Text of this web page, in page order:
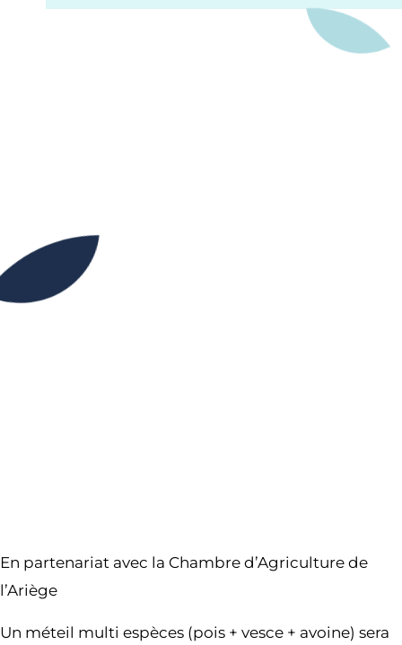
En partenariat avec la Chambre d’Agriculture de
l’Ariège
Un méteil multi espèces (pois + vesce + avoine) sera